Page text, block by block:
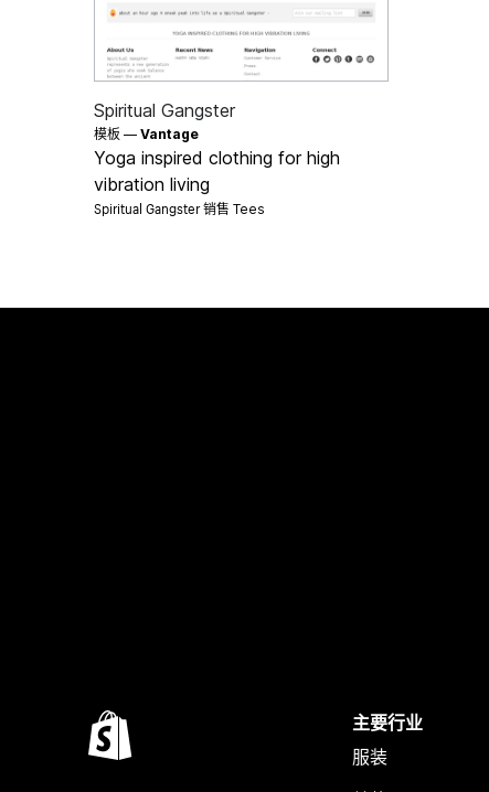
Spiritual Gangster
模板 —Vantage
Yoga inspired clothing for high
vibration living
Spiritual Gangster 销售Tees
主要行业
服装